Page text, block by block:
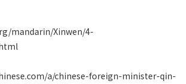
mandarin/Xinwen/4-
a/chinese-foreign-minister-qin-